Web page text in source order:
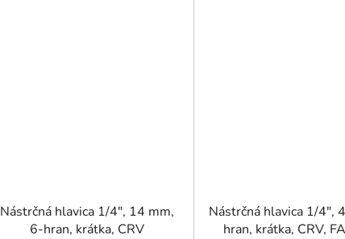
Nástrčná hlavica 1/4", 14 mm,
6-hran, krátka, CRV
Nástrčná hlavica 1/4",
hran, krátka, CRV,